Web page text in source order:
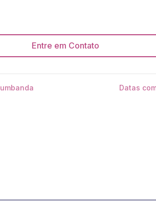
Entre em Contato
Datas